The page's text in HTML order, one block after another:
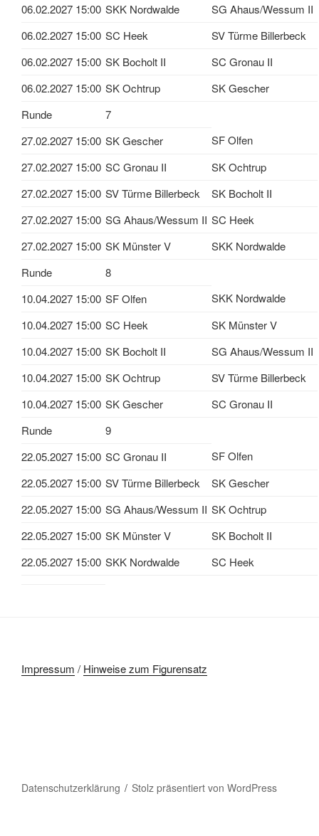
06.02.2027 15:00 SKK Nordwalde
SG Ahaus/Wessum II
06.02.2027 15:00 SC Heek
SV Türme Billerbeck
06.02.2027 15:00 SK Bocholt II
SC Gronau II
06.02.2027 15:00 SK Ochtrup
SK Gescher
Runde
7
27.02.2027 15:00 SK Gescher
SF Olfen
27.02.2027 15:00 SC Gronau II
SK Ochtrup
27.02.2027 15:00 SV Türme Billerbeck
SK Bocholt II
27.02.2027 15:00 SG Ahaus/Wessum II SC Heek
27.02.2027 15:00 SK Münster V
SKK Nordwalde
Runde
8
10.04.2027 15:00 SF Olfen
SKK Nordwalde
10.04.2027 15:00 SC Heek
SK Münster V
10.04.2027 15:00 SK Bocholt II
SG Ahaus/Wessum II
10.04.2027 15:00 SK Ochtrup
SV Türme Billerbeck
10.04.2027 15:00 SK Gescher
SC Gronau II
Runde
9
22.05.2027 15:00 SC Gronau II
SF Olfen
22.05.2027 15:00 SV Türme Billerbeck
SK Gescher
22.05.2027 15:00 SG Ahaus/Wessum II SK Ochtrup
22.05.2027 15:00 SK Münster V
SK Bocholt II
22.05.2027 15:00 SKK Nordwalde SC Heek
Impressum / Hinweise zum Figurensatz
Datenschutzerklärung Stolz präsentiert von WordPress